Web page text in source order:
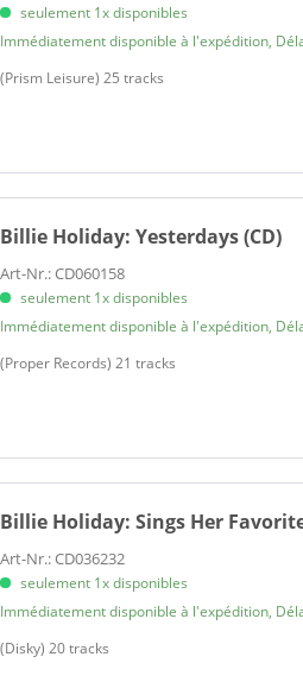
seulement 1x disponibles
Immédiatement disponible à l'expédition,
(Prism Leisure) 25 tracks
Billie Holiday:Yesterdays (CD)
Art-Nr.: CD060158
seulement 1x disponibles
Immédiatement disponible à l'expédition,
(Proper Records) 21 tracks
Billie Holiday:Sings Her
Art-Nr.: CD036232
seulement 1x disponibles
Immédiatement disponible à l'expédition,
(Disky) 20 tracks